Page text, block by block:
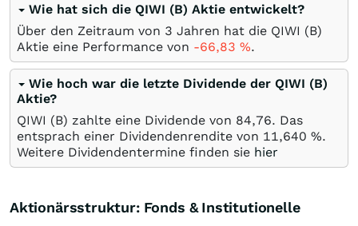
Wie hat sich die QIWI (B) Aktie entwickelt?
Über den Zeitraum von 3 Jahren hat die QIWI (B)
Aktie eine Performance von -66,83 %.
Wie hoch war die letzte Dividende der QIWI (B)
Aktie?
QIWI (B) zahlte eine Dividende von 84,76. Das
entsprach einer Dividendenrendite von 11,640 %.
Weitere Dividendentermine finden sie hier
Aktionärsstruktur: Fonds & Institutionelle